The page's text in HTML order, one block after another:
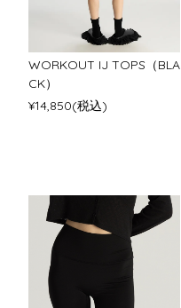
WORKOUT IJ TOPS（BLA
CK）
¥14,850(税込)